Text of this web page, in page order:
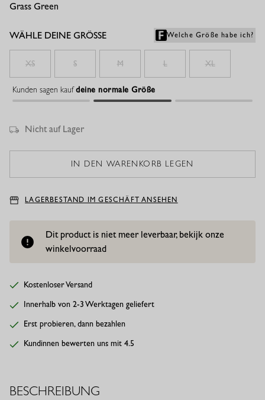
Grass Green
Chestnut
WÄHLE DEINE GRÖSSE Welche Größe habe ich?
XS S M L XL
Kunden sagen kaufdeine normale Größe
Nicht auf Lager
LAGERBESTAND IM GESCHÄFT ANSEHEN
Dit product is niet meer leverbaar, bekijk onze
winkelvoorraad
Kostenloser Versand
Innerhalb von 2-3 Werktagen geliefert
Erst probieren, dann bezahlen
Kundinnen bewerten uns mit 4.5
BESCHREIBUNG